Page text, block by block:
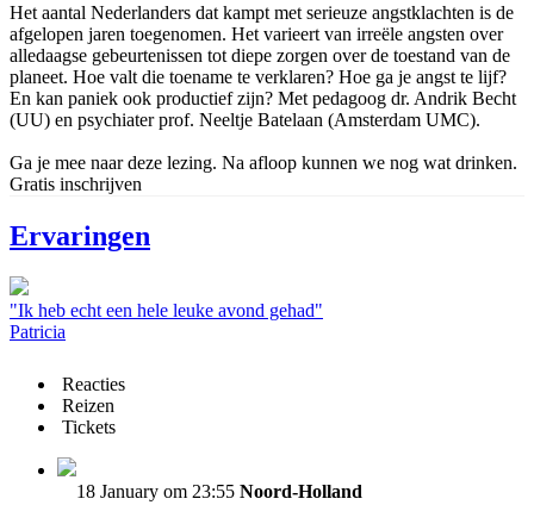
Het aantal Nederlanders dat kampt met serieuze angstklachten is de
afgelopen jaren toegenomen. Het varieert van irreële angsten over
alledaagse gebeurtenissen tot diepe zorgen over de toestand van de
planeet. Hoe valt die toename te verklaren? Hoe ga je angst te lijf?
En kan paniek ook productief zijn? Met pedagoog dr. Andrik Becht
(UU) en psychiater prof. Neeltje Batelaan (Amsterdam UMC).
Ga je mee naar deze lezing. Na afloop kunnen we nog wat drinken.
Gratis inschrijven
Ervaringen
"Ik heb echt een hele leuke avond gehad"
Patricia
Reacties
Reizen
Tickets
18 January om 23:55 Noord-Holland